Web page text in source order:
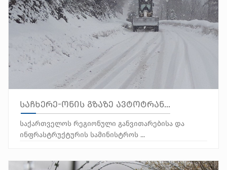
საჩხერე-ონის გზაზე ავტოტრან...
საქართველოს რეგიონული განვითარებისა და
ინფრასტრუქტურის სამინისტროს ...